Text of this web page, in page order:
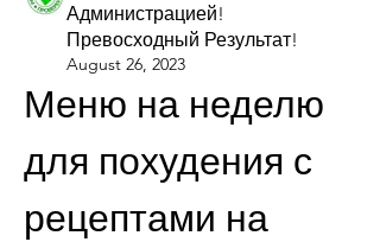
Администрацией!
Превосходный Результат!
August 26, 2023
Меню на неделю
для похудения с
рецептами на